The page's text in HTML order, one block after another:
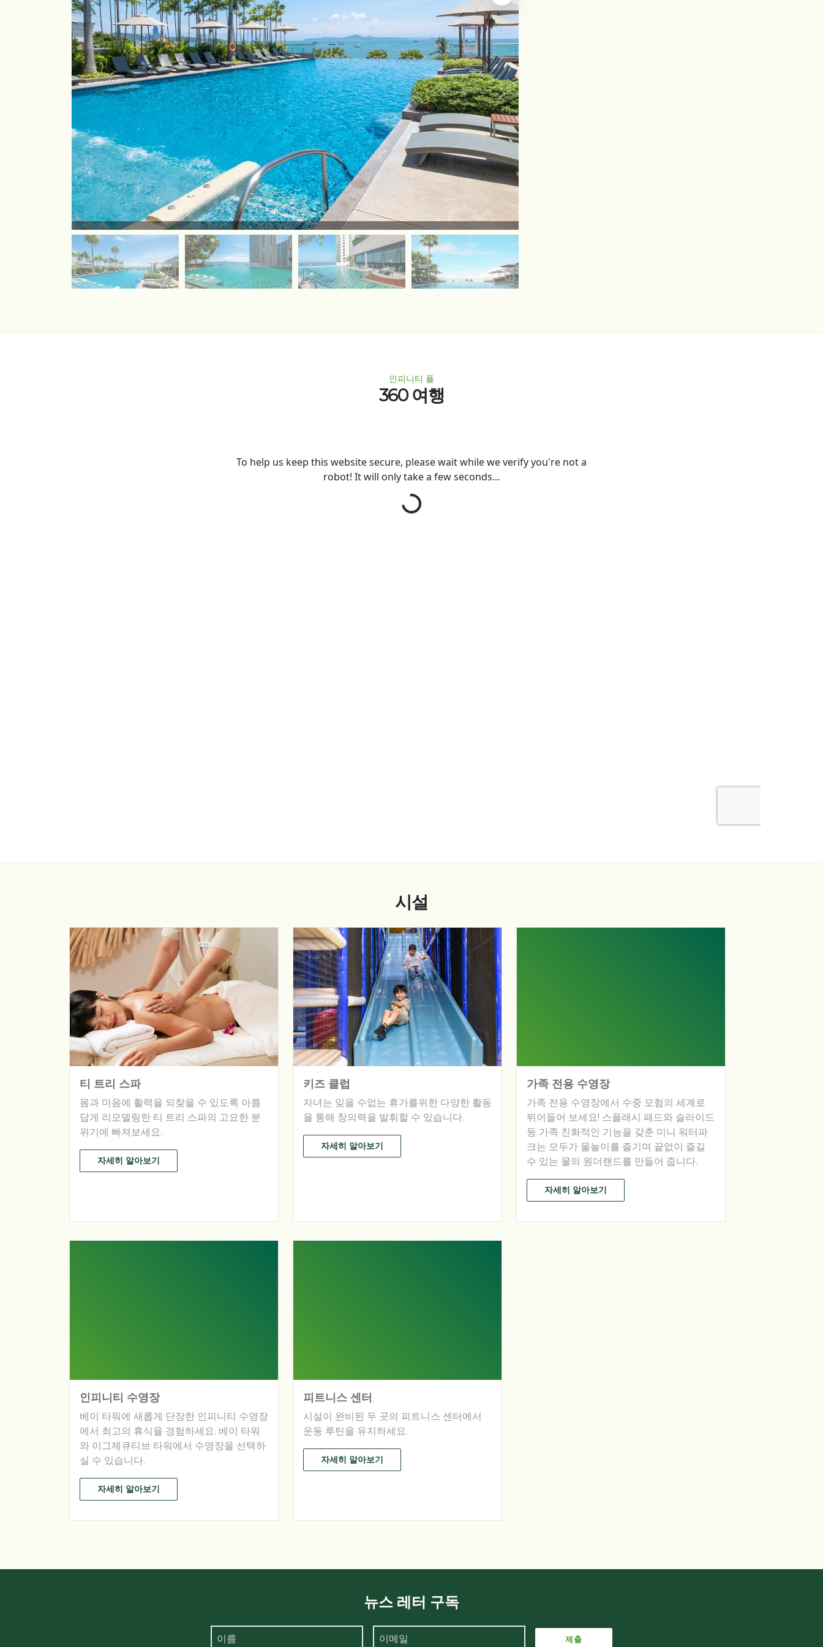
인피니티 풀
360 여행
시설
티 트리 스파
몸과 마음에 활력을 되찾을 수 있도록 아름
답게 리모델링한 티 트리 스파의 고요한 분
위기에 빠져보세요.
자세히 알아보기
키즈 클럽
자녀는 잊을 수없는 휴가를위한 다양한 활동
을 통해 창의력을 발휘할 수 있습니다.
자세히 알아보기
가족 전용 수영장
가족 전용 수영장에서 수중 모험의 세계로
뛰어들어 보세요! 스플래시 패드와 슬라이드
등 가족 친화적인 기능을 갖춘 미니 워터파
크는 모두가 물놀이를 즐기며 끝없이 즐길
수 있는 물의 원더랜드를 만들어 줍니다.
자세히 알아보기
인피니티 수영장
베이 타워에 새롭게 단장한 인피니티 수영장
에서 최고의 휴식을 경험하세요. 베이 타워
와 이그제큐티브 타워에서 수영장을 선택하
실 수 있습니다.​
자세히 알아보기
피트니스 센터
시설이 완비된 두 곳의 피트니스 센터에서
운동 루틴을 유지하세요.
자세히 알아보기
뉴스 레터 구독